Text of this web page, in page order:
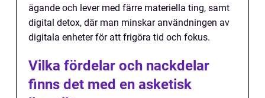
ägande och lever med färre materiella ting, samt
digital detox, där man minskar användningen av
digitala enheter för att frigöra tid och fokus.
Vilka fördelar och nackdelar
finns det med en asketisk